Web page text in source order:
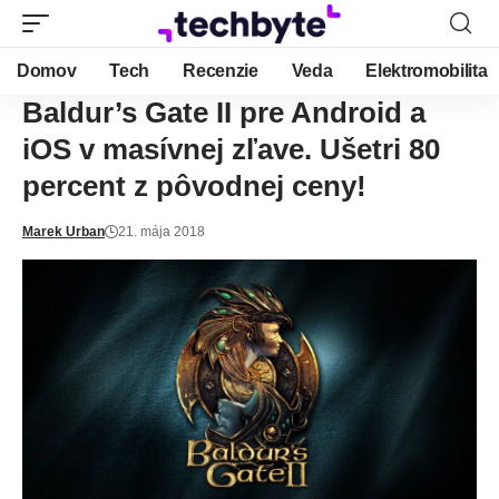
Domov Tech Recenzie Veda Elektromobilita
Baldur’s Gate II pre Android a
iOS v masívnej zľave. Ušetri 80
percent z pôvodnej ceny!
Marek Urban 21. mája 2018